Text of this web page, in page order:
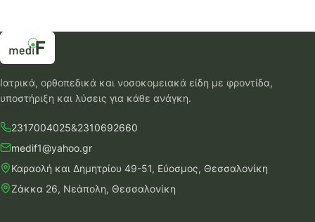
Ιατρικά, ορθοπεδικά και νοσοκομειακά είδη με φροντίδα,
υποστήριξη και λύσεις για κάθε ανάγκη.
2317004025&2310692660
medif1@yahoo.gr
Καραολή και Δημητρίου 49-51, Εύοσμος, Θεσσαλονίκη
Ζάκκα 26, Νεάπολη, Θεσσαλονίκη